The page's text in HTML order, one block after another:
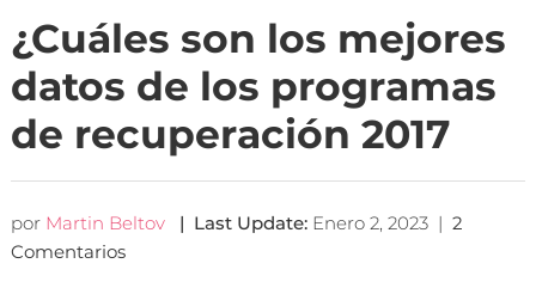
¿Cuáles son los mejores
datos de los programas
de recuperación 2017
por Martin Beltov | Last Update: Enero 2, 2023| 2
Comentarios